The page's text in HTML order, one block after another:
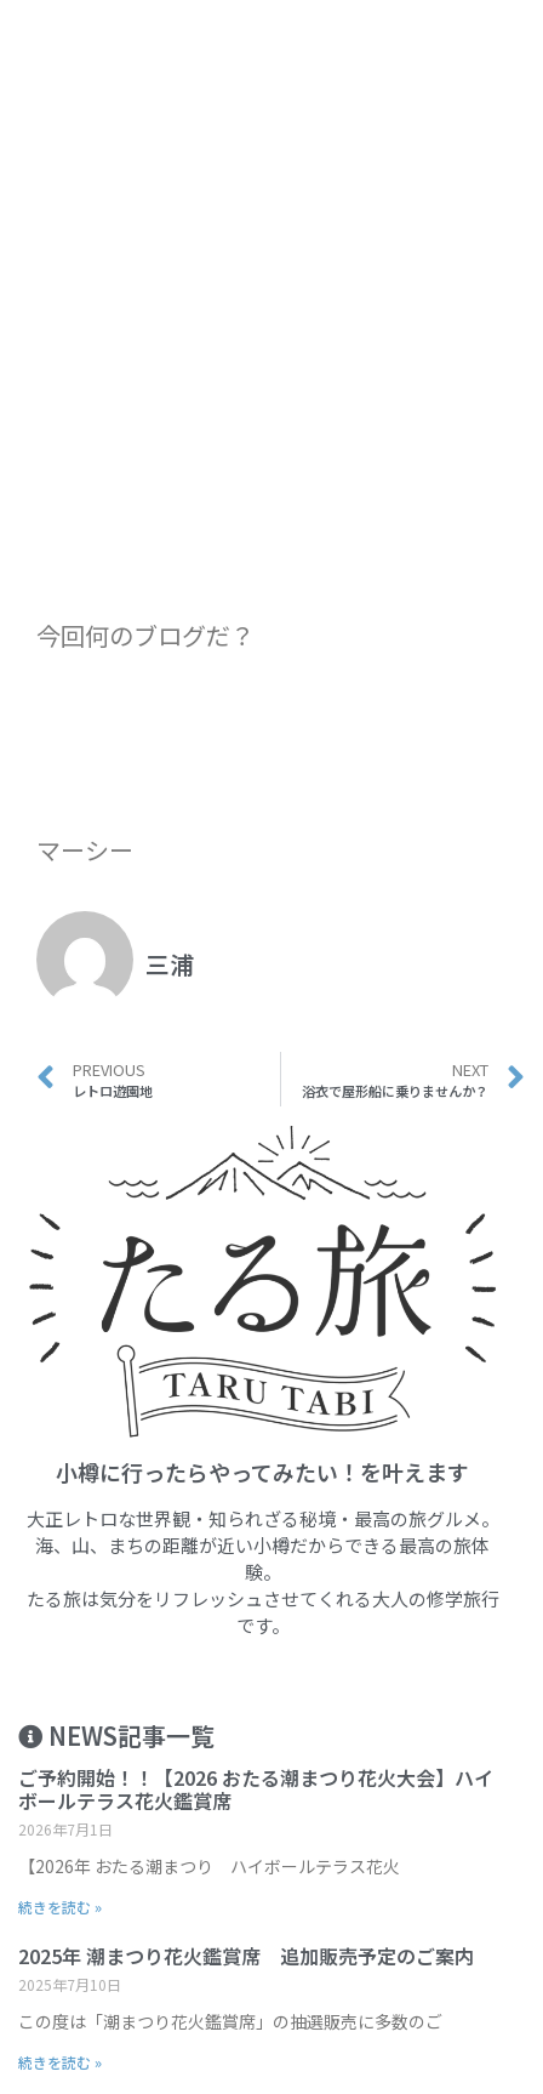
今回何のブログだ？
マーシー
三浦
PREVIOUS
レトロ遊園地
NEXT
浴衣で屋形船に乗りませんか？
小樽に行ったらやってみたい！を叶えます
大正レトロな世界観・知られざる秘境・最高の旅グルメ。
海、山、まちの距離が近い小樽だからできる最高の旅体
験。
たる旅は気分をリフレッシュさせてくれる大人の修学旅行
です。
NEWS記事一覧
ご予約開始！！【2026 おたる潮まつり花火大会】ハイ
ボールテラス花火鑑賞席
2026年7月1日
【2026年 おたる潮まつり ハイボールテラス花火
続きを読む »
2025年 潮まつり花火鑑賞席 追加販売予定のご案内
2025年7月10日
この度は「潮まつり花火鑑賞席」の抽選販売に多数のご
続きを読む »